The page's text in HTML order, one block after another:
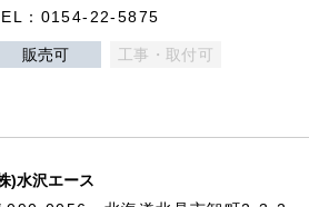
：0154-22-5875
販売可 工事・取付可
)水沢エース